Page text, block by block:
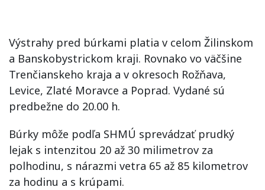
Výstrahy pred búrkami platia v celom Žilinskom
a Banskobystrickom kraji. Rovnako vo väčšine
Trenčianskeho kraja a v okresoch Rožňava,
Levice, Zlaté Moravce a Poprad. Vydané sú
predbežne do 20.00 h.
Búrky môže podľa SHMÚ sprevádzať prudký
lejak s intenzitou 20 až 30 milimetrov za
polhodinu, s nárazmi vetra 65 až 85 kilometrov
za hodinu a s krúpami.